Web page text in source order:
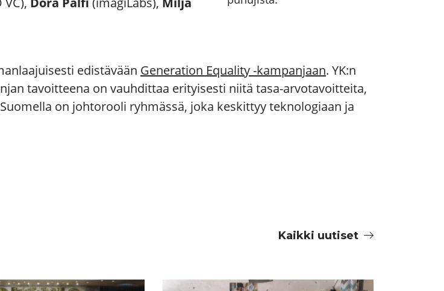
edistävään Generation Equality -kampanjaan. YK:n
tavoitteena on vauhdittaa erityisesti niitä tasa-arvotavoitteita,
on johtorooli ryhmässä, joka keskittyy teknologiaan ja
Kaikki uutiset